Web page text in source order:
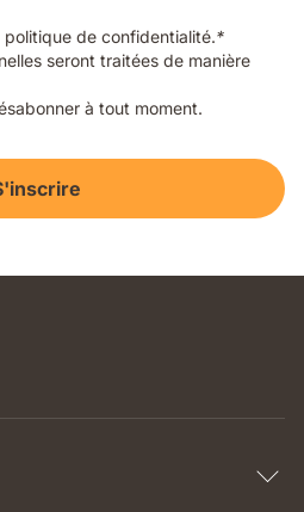
de confidentialité.*
seront traitées de manière
à tout moment.